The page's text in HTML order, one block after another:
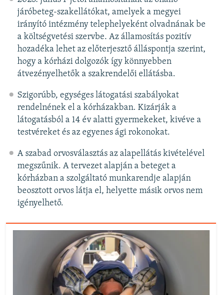
járóbeteg-szakellátókat, amelyek a megyei
irányító intézmény telephelyeként olvadnának be
a költségvetési szervbe. Az államosítás pozitív
hozadéka lehet az előterjesztő álláspontja szerint,
hogy a kórházi dolgozók így könnyebben
átvezényelhetők a szakrendelői ellátásba.
Szigorúbb, egységes látogatási szabályokat
rendelnének el a kórházakban. Kizárják a
látogatásból a 14 év alatti gyermekeket, kivéve a
testvéreket és az egyenes ági rokonokat.
A szabad orvosválasztás az alapellátás kivételével
megszűnik. A tervezet alapján a beteget a
kórházban a szolgáltató munkarendje alapján
beosztott orvos látja el, helyette másik orvos nem
igényelhető.